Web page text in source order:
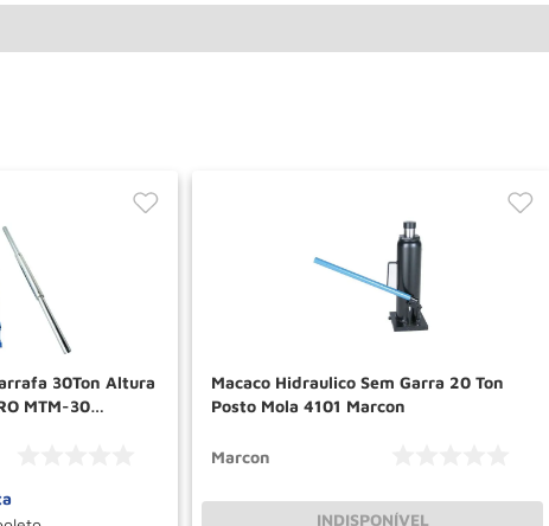
30Ton Altura
MTM-30
Macaco Hidraulico Sem Garra 20 Ton
Posto Mola 4101 Marcon
Marcon
INDISPONÍVEL